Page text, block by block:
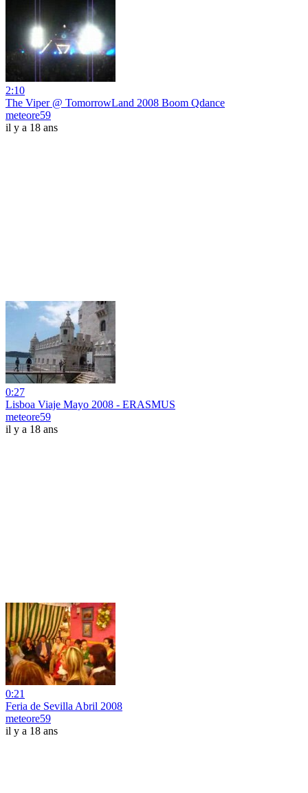
2:10
The Viper @ TomorrowLand 2008 Boom Qdance
meteore59
il y a 18 ans
0:27
Lisboa Viaje Mayo 2008 - ERASMUS
meteore59
il y a 18 ans
0:21
Feria de Sevilla Abril 2008
meteore59
il y a 18 ans